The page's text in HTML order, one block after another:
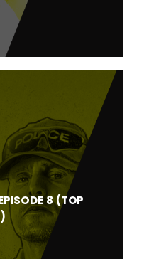
8 (TOP